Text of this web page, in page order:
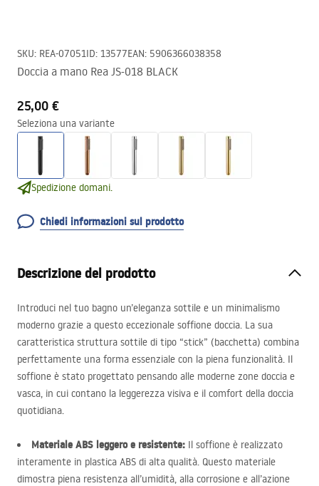
SKU: REA-07051ID: 13577EAN: 5906366038358
Doccia a mano Rea JS-018 BLACK
25,00 €
Seleziona una variante
Spedizione domani.
Chiedi informazioni sul prodotto
Descrizione del prodotto
Introduci nel tuo bagno un’eleganza sottile e un minimalismo
moderno grazie a questo eccezionale soffione doccia. La sua
caratteristica struttura sottile di tipo “stick” (bacchetta) combina
perfettamente una forma essenziale con la piena funzionalità. Il
soffione è stato progettato pensando alle moderne zone doccia e
vasca, in cui contano la leggerezza visiva e il comfort della doccia
quotidiana.
Materiale ABS leggero e resistente: Il soffione è realizzato
interamente in plastica ABS di alta qualità. Questo materiale
dimostra piena resistenza all’umidità, alla corrosione e all’azione